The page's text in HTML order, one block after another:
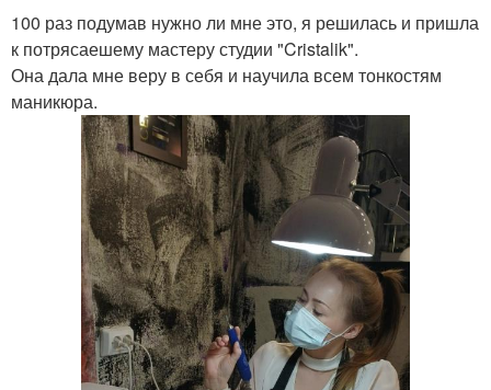
100 раз подумав нужно ли мне это, я решилась и пришла
к потрясаешему мастеру студии "Cristalik".
Она дала мне веру в себя и научила всем тонкостям
маникюра.